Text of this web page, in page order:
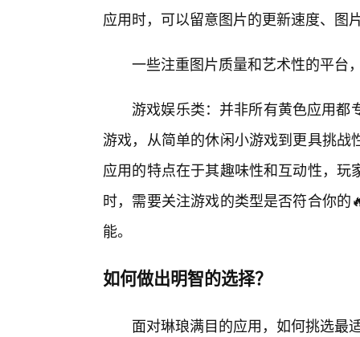
应用时，可以留意图片的更新速度、图
一些注重图片质量和艺术性的平台
游戏娱乐类：并非所有黄色应用都
游戏，从简单的休闲小游戏到更具挑
应用的特点在于其趣味性和互动性，
时，需要关注游戏的类型是否符合你
能。
如何做出明智的选择？
面对琳琅满目的应用，如何挑选最